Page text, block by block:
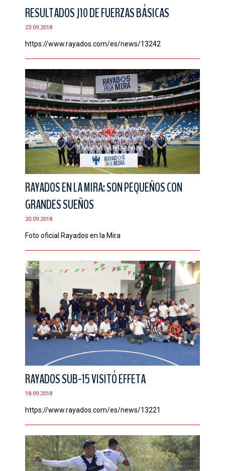
RESULTADOS J10 DE FUERZAS BÁSICAS
23.09.2018
https://www.rayados.com/es/news/13242
RAYADOS EN LA MIRA: SON PEQUEÑOS CON
GRANDES SUEÑOS
20.09.2018
Foto oficial Rayados en la Mira
RAYADOS SUB-15 VISITÓ EFFETA
18.09.2018
https://www.rayados.com/es/news/13221